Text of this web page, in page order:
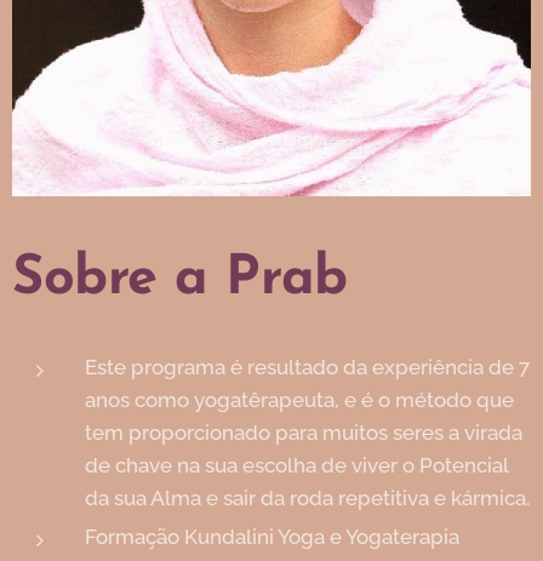
Sobre a Prab
Este programa é resultado da experiência de 7
anos como yogatêrapeuta, e é o método que
tem proporcionado para muitos seres a virada
de chave na sua escolha de viver o Potencial
da sua Alma e sair da roda repetitiva e kármica.
Formação Kundalini Yoga e Yogaterapia